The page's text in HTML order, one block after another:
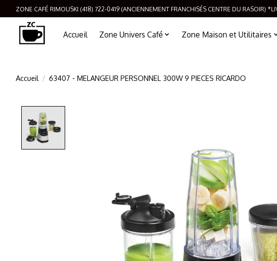
ZONE CAFÉ RIMOUSKI (418) 722-0419 (ANCIENNEMENT FRANCHISÉS CENTRE DU RASOIR)
Accueil Zone Univers Café Zone Maison et Utilitaires
Accueil / 63407 - MELANGEUR PERSONNEL 300W 9 PIECES RICARDO